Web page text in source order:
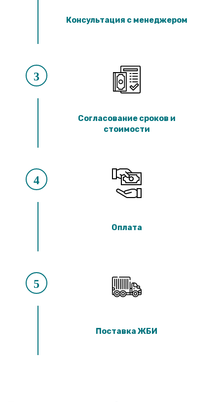
Консультация с менеджером
3
Согласование сроков и
стоимости
4
Оплата
5
Поставка ЖБИ